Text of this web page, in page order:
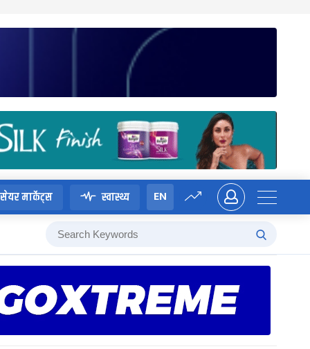
सेयर मार्केट्स स्वास्थ्य EN